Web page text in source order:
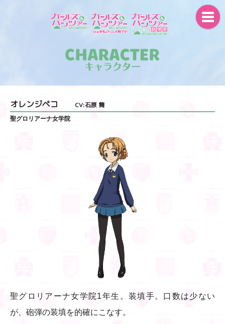
オレンジペコ CV:石原 舞
聖グロリアーナ女学院
聖グロリアーナ女学院1年生。装填手。口数は少ない
が、砲弾の装填を的確にこなす。